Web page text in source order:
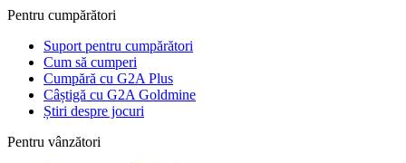
Pentru cumpărători
Suport pentru cumpărători
Cum să cumperi
Cumpără cu G2A Plus
Câștigă cu G2A Goldmine
Știri despre jocuri
Pentru vânzători